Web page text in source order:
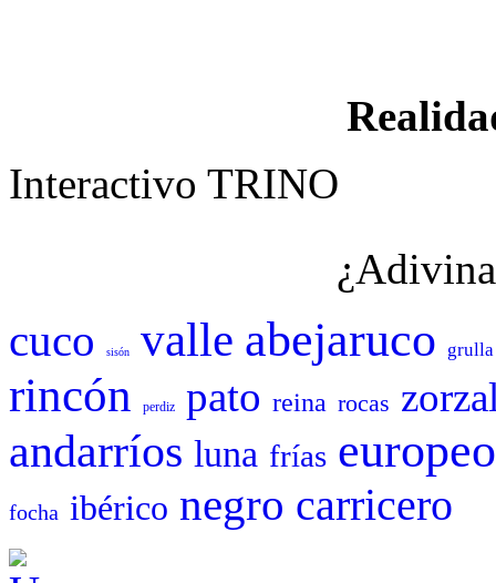
Interactivo TRINO
cuco sisón valle abejaruco grulla
rincón perdiz pato reina rocas
andarríos luna frías europeo
focha ibérico negro carricero